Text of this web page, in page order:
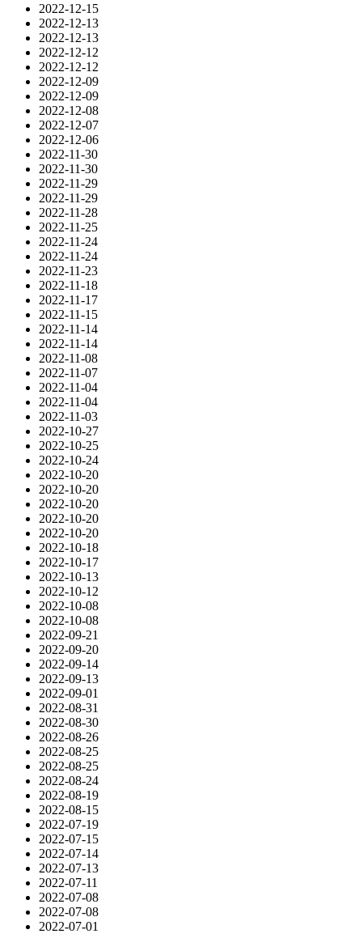
2022-12-15
2022-12-13
2022-12-13
2022-12-12
2022-12-12
2022-12-09
2022-12-09
2022-12-08
2022-12-07
2022-12-06
2022-11-30
2022-11-30
2022-11-29
2022-11-29
2022-11-28
2022-11-25
2022-11-24
2022-11-24
2022-11-23
2022-11-18
2022-11-17
2022-11-15
2022-11-14
2022-11-14
2022-11-08
2022-11-07
2022-11-04
2022-11-04
2022-11-03
2022-10-27
2022-10-25
2022-10-24
2022-10-20
2022-10-20
2022-10-20
2022-10-20
2022-10-20
2022-10-18
2022-10-17
2022-10-13
2022-10-12
2022-10-08
2022-10-08
2022-09-21
2022-09-20
2022-09-14
2022-09-13
2022-09-01
2022-08-31
2022-08-30
2022-08-26
2022-08-25
2022-08-25
2022-08-24
2022-08-19
2022-08-15
2022-07-19
2022-07-15
2022-07-14
2022-07-13
2022-07-11
2022-07-08
2022-07-08
2022-07-01